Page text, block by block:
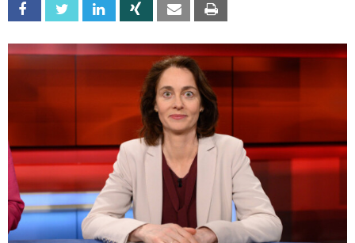
Facebook Twitter Linkedin Xing Email